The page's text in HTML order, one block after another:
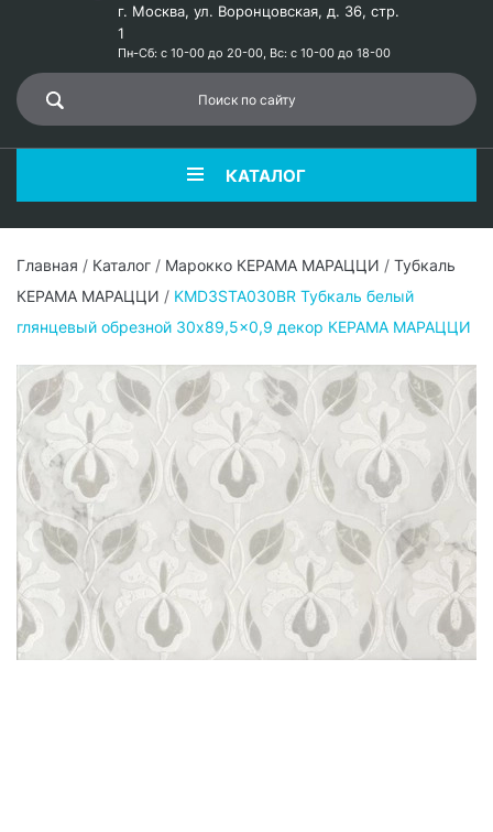
г. Москва, ул. Воронцовская, д. 36, стр.
1
Пн-Сб: с 10-00 до 20-00, Вс: с 10-00 до 18-00
КАТАЛОГ
Главная / Каталог / Марокко КЕРАМА МАРАЦЦИ / Тубкаль
КЕРАМА МАРАЦЦИ / KMD3STA030BR Тубкаль белый
глянцевый обрезной 30x89,5x0,9 декор КЕРАМА МАРАЦЦИ